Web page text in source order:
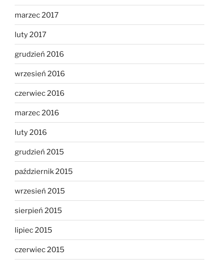
marzec 2017
luty 2017
grudzień 2016
wrzesień 2016
czerwiec 2016
marzec 2016
luty 2016
grudzień 2015
październik 2015
wrzesień 2015
sierpień 2015
lipiec 2015
czerwiec 2015